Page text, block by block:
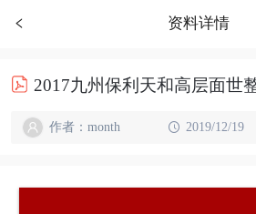
资料详情
2017九州保利天和高层面世
作者：month 2019/12/19